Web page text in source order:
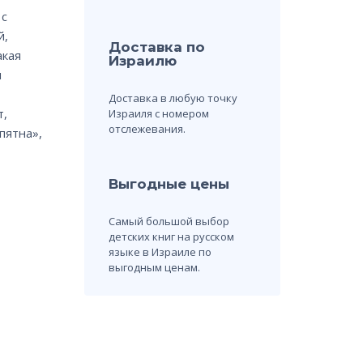
Доставка по
Израилю
Доставка в любую точку
Израиля с номером
отслежевания.
Выгодные цены
Самый большой выбор
детских книг на русском
языке в Израиле по
выгодным ценам.